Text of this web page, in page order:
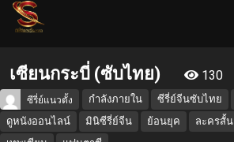
เซียนกระบี่ (ซับไทย) 130
ซีรี่ย์แนวตั้ง กำลังภายใน ซีรี่ย์จีนซับไทย
ดูหนังออนไลน์
มินิซีรี่ย์จีน ย้อนยุค ละครสั้น